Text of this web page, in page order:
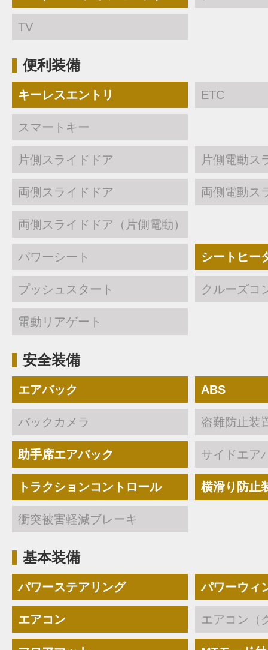
TV
便利装備
キーレスエントリ ETC
スマートキー
片側スライドドア 片側電動ス
両側スライドドア 両側電動ス
両側スライドドア（片側電動）
パワーシート シートヒー
プッシュスタート クルーズコ
電動リアゲート
安全装備
エアバック ABS
バックカメラ 盗難防止装
助手席エアバック サイドエア
トラクションコントロール 横滑り防止
衝突被害軽減ブレーキ
基本装備
パワーステアリング パワーウィ
エアコン エアコン（